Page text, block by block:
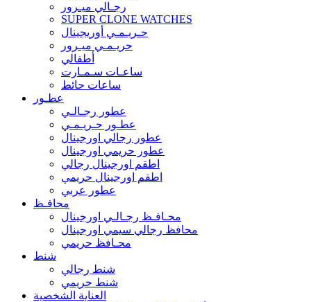
رجـالي ميـرور
SUPER CLONE WATCHES
حـريـمـي أوريجينال
حريـمـي ميـرور
أطفالي
ساعـات سـمـارت
ساعات حائط
عطـور
عطور رجـالـي
عطـور حـريـمـي
عطور رجالي اورجينال
عطور حريمي اورجينال
اطقم اورجينال رجالي
اطقم اورجينال حريمي
عطور عربي
محافـظ
محـافـظ رجـالـي اورجينال
محافظ رجالي سيمي اورجينال
محـافظ حريمي
شنط
شنط رجالي
شنط حريمي
العناية الشخصية